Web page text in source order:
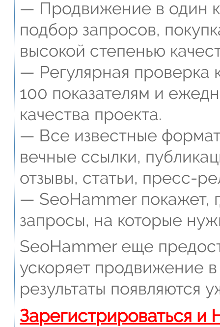
— Продвижение в один
подбор запросов,
высокой степенью
— Регулярная проверка
100 показателям и
качества проекта.
— Все известные
вечные ссылки,
отзывы, статьи, пресс-
— SeoHammer покажет,
запросы, на которые
SeoHammer еще
ускоряет продвижение
результаты появляются
Зарегистрироваться и